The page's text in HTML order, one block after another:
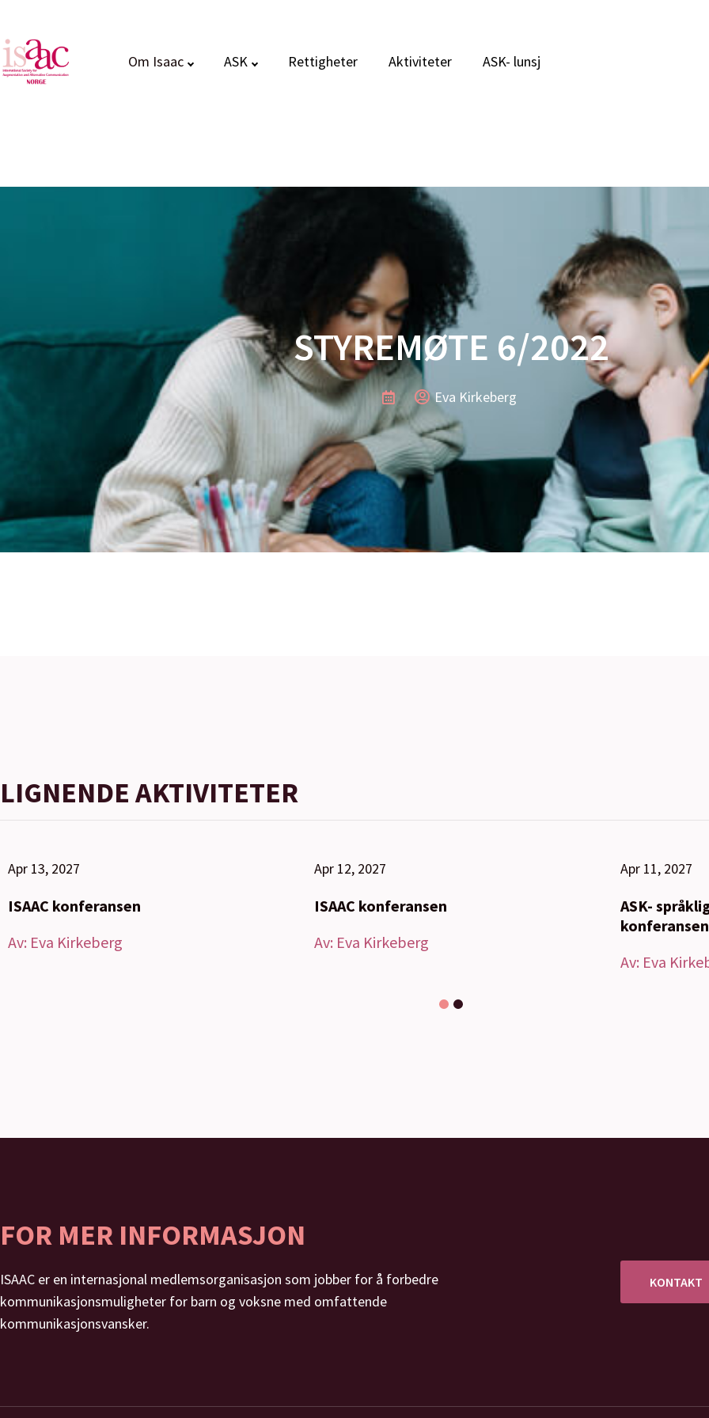
Om Isaac ASK Rettigheter Aktiviteter ASK- lunsj
STYREMØTE 6/2022
Eva Kirkeberg
LIGNENDE AKTIVITETER
Apr 13, 2027
ISAAC konferansen
Av: Eva Kirkeberg
Apr 12, 2027
ISAAC konferansen
Av: Eva Kirkeberg
Apr 11, 2027
ASK-
konferansen
Av: Eva
FOR MER INFORMASJON
ISAAC er en internasjonal medlemsorganisasjon som jobber for å forbedre
kommunikasjonsmuligheter for barn og voksne med omfattende
kommunikasjonsvansker.
KONTAKT